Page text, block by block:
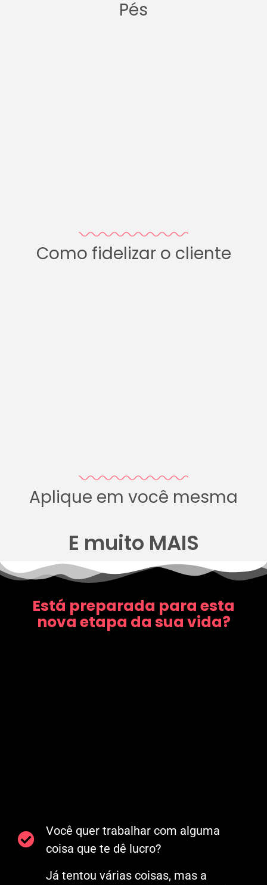
Pés
Como fidelizar o cliente
Aplique em você mesma
E muito MAIS
Está preparada para esta
nova etapa da sua vida?
Você quer trabalhar com alguma
coisa que te dê lucro?
Já tentou várias coisas, mas a